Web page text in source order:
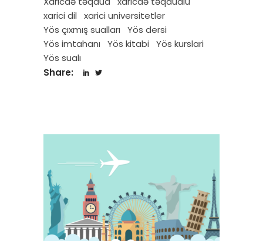
xarici dil
xarici universitetler
Yös çıxmış sualları
Yös dersi
Yös imtahanı
Yös kitabi
Yös kurslari
Yös sualı
Share: